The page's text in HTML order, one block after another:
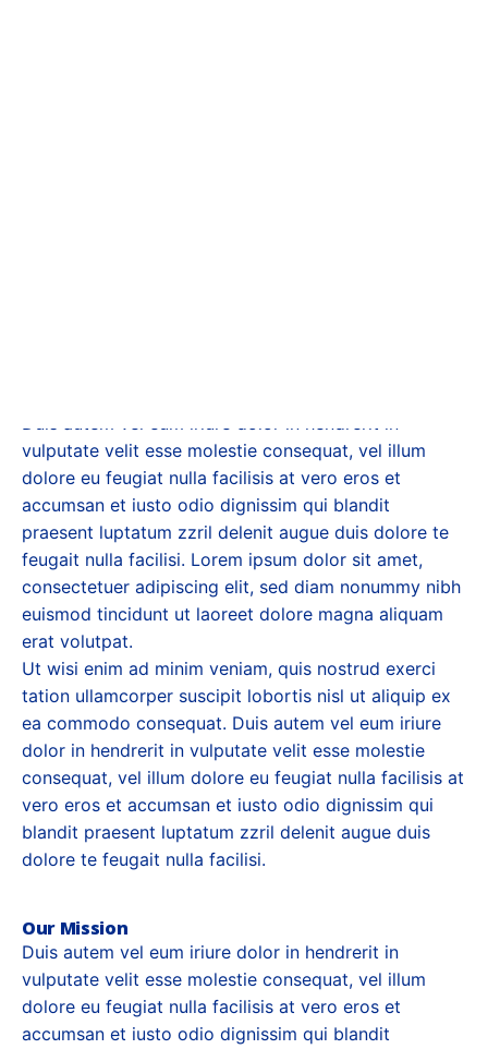
Duis autem vel eum iriure dolor in hendrerit in
vulputate velit esse molestie consequat, vel illum
dolore eu feugiat nulla facilisis at vero eros et
accumsan et iusto odio dignissim qui blandit
praesent luptatum zzril delenit augue duis dolore te
feugait nulla facilisi. Lorem ipsum dolor sit amet,
consectetuer adipiscing elit, sed diam nonummy nibh
euismod tincidunt ut laoreet dolore magna aliquam
erat volutpat.
Ut wisi enim ad minim veniam, quis nostrud exerci
tation ullamcorper suscipit lobortis nisl ut aliquip ex
ea commodo consequat. Duis autem vel eum iriure
dolor in hendrerit in vulputate velit esse molestie
consequat, vel illum dolore eu feugiat nulla facilisis at
vero eros et accumsan et iusto odio dignissim qui
blandit praesent luptatum zzril delenit augue duis
dolore te feugait nulla facilisi.
Our Mission
Duis autem vel eum iriure dolor in hendrerit in
vulputate velit esse molestie consequat, vel illum
dolore eu feugiat nulla facilisis at vero eros et
accumsan et iusto odio dignissim qui blandit